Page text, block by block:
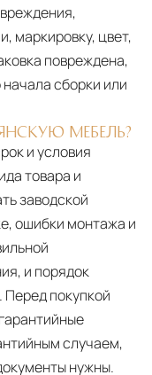
маркировку, цвет,
повреждена,
сборки или
МЕБЕЛЬ?
и условия
товара и
заводской
ошибки монтажа и
и порядок
покупкой
случаем,
нужны.